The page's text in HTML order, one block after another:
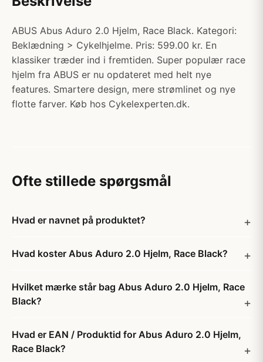
ABUS Abus Aduro 2.0 Hjelm, Race Black. Kategori:
Beklædning > Cykelhjelme. Pris: 599.00 kr. En
klassiker træder ind i fremtiden. Super populær race
hjelm fra ABUS er nu opdateret med helt nye
features. Smartere design, mere strømlinet og nye
flotte farver. Køb hos Cykelexperten.dk.
Ofte stillede spørgsmål
Hvad er navnet på produktet?
Hvad koster Abus Aduro 2.0 Hjelm, Race Black?
Hvilket mærke står bag Abus Aduro 2.0 Hjelm, Race
Black?
Hvad er EAN / Produktid for Abus Aduro 2.0 Hjelm,
Race Black?